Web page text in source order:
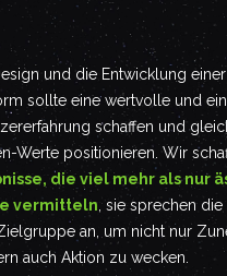
und die Entwicklung
sollte eine wertvolle und
schaffen und
Werte positionieren. Wir
die viel mehr als nur
vermitteln , sie sprechen
an, um nicht nur
auch Aktion zu wecken.